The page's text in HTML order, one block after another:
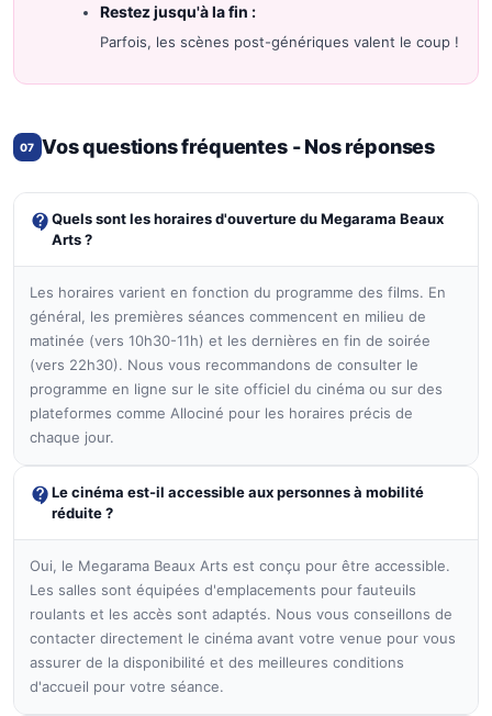
Restez jusqu'à la fin :
Parfois, les scènes post-génériques valent le coup !
07 Vos questions fréquentes - Nos réponses
Quels sont les horaires d'ouverture du Megarama Beaux
Arts ?
Les horaires varient en fonction du programme des films. En
général, les premières séances commencent en milieu de
matinée (vers 10h30-11h) et les dernières en fin de soirée
(vers 22h30). Nous vous recommandons de consulter le
programme en ligne sur le site officiel du cinéma ou sur des
plateformes comme Allociné pour les horaires précis de
chaque jour.
Le cinéma est-il accessible aux personnes à mobilité
réduite ?
Oui, le Megarama Beaux Arts est conçu pour être accessible.
Les salles sont équipées d'emplacements pour fauteuils
roulants et les accès sont adaptés. Nous vous conseillons de
contacter directement le cinéma avant votre venue pour vous
assurer de la disponibilité et des meilleures conditions
d'accueil pour votre séance.